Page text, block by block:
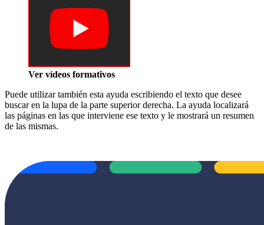
Ver vídeos formativos
Puede utilizar también esta ayuda escribiendo el texto que desee
buscar en la lupa de la parte superior derecha. La ayuda localizará
las páginas en las que interviene ese texto y le mostrará un resumen
de las mismas.